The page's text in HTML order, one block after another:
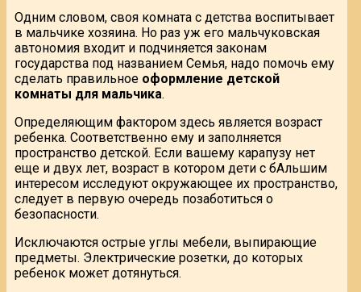
Одним словом, своя комната с детства воспитывает
в мальчике хозяина. Но раз уж его мальчуковская
автономия входит и подчиняется законам
государства под названием Семья, надо помочь ему
сделать правильное оформление детской
комнаты для мальчика.
Определяющим фактором здесь является возраст
ребенка. Соответственно ему и заполняется
пространство детской. Если вашему карапузу нет
еще и двух лет, возраст в котором дети с бАльшим
интересом исследуют окружающее их пространство,
следует в первую очередь позаботиться о
безопасности.
Исключаются острые углы мебели, выпирающие
предметы. Электрические розетки, до которых
ребенок может дотянуться.